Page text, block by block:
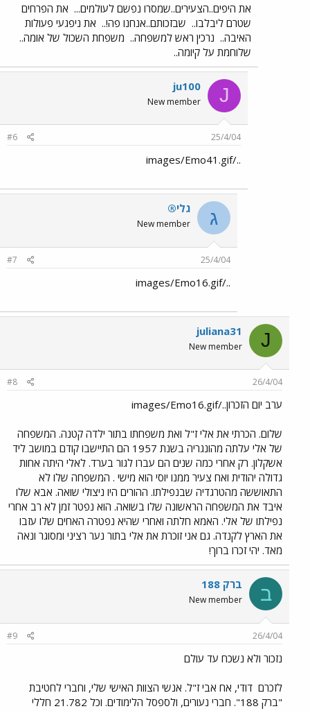
את היפים..הצעירים..שמסרו נפשם לעולמים... את הפרחים
שטרם ליבלבו.. שבזכותם..אנחנו פה!.. את ניפגעי פעולות
האיבה.. נרכין ראש למשפחה.. משפחת השכול של אומה..
שלוחמת על קיומה..
J
ju100
New member
25/4/04
#6
../images/Emo41.gif
ג גלי®
New member
25/4/04
#7
../images/Emo16.gif
J
juliana31
New member
26/4/04
#8
ערב יום הזכרון../images/Emo16.gif
שלום. הכרתי את אלי ז"ל ואת משפחתו בתור ילדה קטנה. המשפחה
של אלי עלתה מהונגריה בשנת 1957 הם התיישבו קודם במושב ליד
אשקלון. רק אחרי כמה שנים הם עברו לגור בערד. לאלי היתה אחות
גדולה יהודית ואח צעיר ממנו יוסי הוא מישי . המשפחה שלו לא
התאוששה מהטרגדיה שבנפילתו. ההורים היו ניצולי שואה. אבא שלו
איבד את המשפחה הראשונה שלו בשואה. הוא נפטר זמן לא רב אחרי
נפילתו של אלי. האמא חלתה ואחרי שהיא נפטרה האחים שלו עזבו
את הארץ לקנדה. גם אני זוכרת את אלי בתור נער רציני ומסוגר ונאה
מאד. יהי זכרו ברוך!
ב ברק 188
New member
26/4/04
#9
נזכור ולא נשכח עד עולם
לזכרם דודי, אח אבי ז"ל. אנשי הצוות האישי שלי, וחברי לחטיבת
"ברק 188". חברי נעורים, ולספסל הלימודים. וכל 21.782 חללי